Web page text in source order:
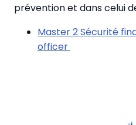
prévention et dans celui
Master 2 Sécurité
officer